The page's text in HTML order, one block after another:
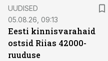
UUDISED
05.08.26, 09:13
Eesti kinnisvarahaid
ostsid Riias 42000-
ruuduse